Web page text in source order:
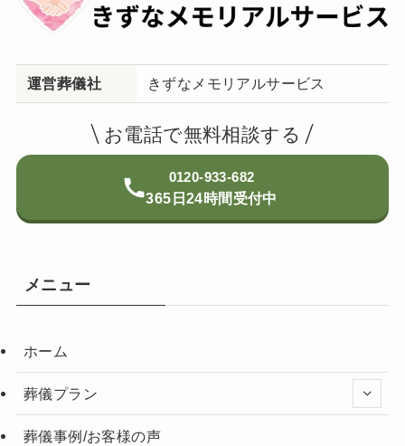
運営葬儀社 きずなメモリアルサービス
お電話で無料相談する
0120-933-682
365日24時間受付中
メニュー
ホーム
葬儀プラン
葬儀事例/お客様の声